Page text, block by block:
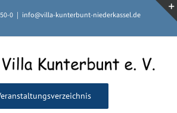
0 | info@villa-kunterbunt-niederkassel.de